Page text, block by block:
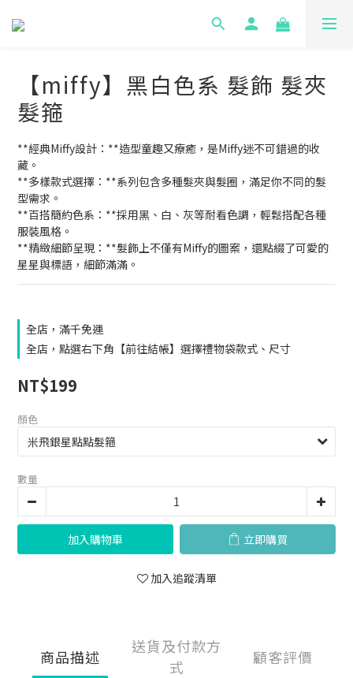
【miffy】黑白色系 髮飾 髮夾
髮箍
**經典Miffy設計：**造型童趣又療癒，是Miffy迷不可錯過的收
藏。
**多樣款式選擇：**系列包含多種髮夾與髮圈，滿足你不同的髮
型需求。
**百搭簡約色系：**採用黑、白、灰等耐看色調，輕鬆搭配各種
服裝風格。
**精緻細節呈現：**髮飾上不僅有Miffy的圖案，還點綴了可愛的
星星與標語，細節滿滿。
全店，滿千免運
全店，點選右下角【前往結帳】選擇禮物袋款式、尺寸
NT$199
顏色
數量
加入購物車 立即購買
加入追蹤清單
商品描述
送貨及付款方
式
顧客評價